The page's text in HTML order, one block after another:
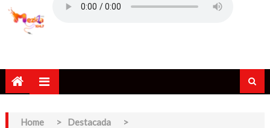
Home > Destacada
>